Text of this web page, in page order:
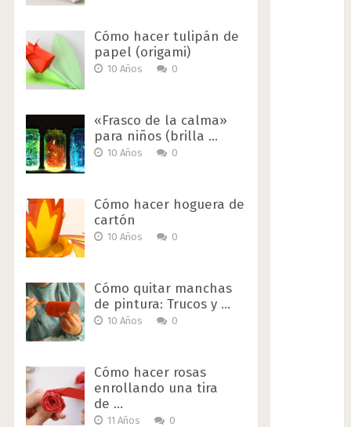
Cómo hacer tulipán de
papel (origami)
10 Años 0
«Frasco de la calma»
para niños (brilla …
10 Años 0
Cómo hacer hoguera de
cartón
10 Años 0
Cómo quitar manchas
de pintura: Trucos y …
10 Años 0
Cómo hacer rosas
enrollando una tira
de …
11 Años 0